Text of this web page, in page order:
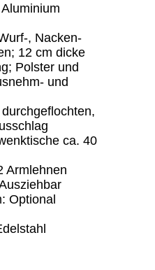
, Nacken-
12 cm dicke
Polster und
und
ca. 40
Armlehnen
Optional